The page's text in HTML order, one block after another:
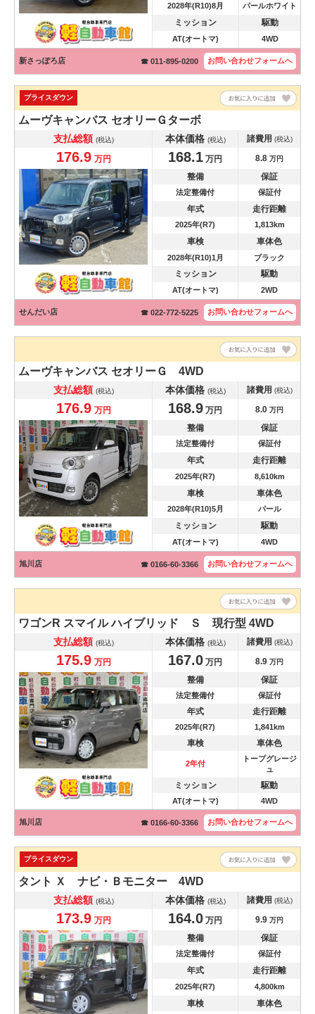
2028年(R10)8月 パールホワイト
ミッション 駆動
AT(オートマ) 4WD
新さっぽろ店 ☎ 011-895-0200 お問い合わせフォームへ
プライスダウン
ムーヴキャンバス セオリーＧターボ
支払総額 (税込) 本体価格 (税込) 諸費用 (税込)
176.9 万円 168.1 万円 8.8 万円
整備 保証
法定整備付 保証付
年式 走行距離
2025年(R7) 1,813km
車検 車体色
2028年(R10)1月 ブラック
ミッション 駆動
AT(オートマ) 2WD
せんだい店 ☎ 022-772-5225 お問い合わせフォームへ
ムーヴキャンバス セオリーＧ 4WD
支払総額 (税込) 本体価格 (税込) 諸費用 (税込)
176.9 万円 168.9 万円 8.0 万円
整備 保証
法定整備付 保証付
年式 走行距離
2025年(R7) 8,610km
車検 車体色
2028年(R10)5月 パール
ミッション 駆動
AT(オートマ) 4WD
旭川店 ☎ 0166-60-3366 お問い合わせフォームへ
ワゴンR スマイルハイブリッド Ｓ 現行型 4WD
支払総額 (税込) 本体価格 (税込) 諸費用 (税込)
175.9 万円 167.0 万円 8.9 万円
整備 保証
法定整備付 保証付
年式 走行距離
2025年(R7) 1,841km
車検 車体色
2年付
トープグレージ
ュ
ミッション 駆動
AT(オートマ) 4WD
旭川店 ☎ 0166-60-3366 お問い合わせフォームへ
プライスダウン
タント Ｘ ナビ・Ｂモニター 4WD
支払総額 (税込) 本体価格 (税込) 諸費用 (税込)
173.9 万円 164.0 万円 9.9 万円
整備 保証
法定整備付 保証付
年式 走行距離
2025年(R7) 4,800km
車検 車体色